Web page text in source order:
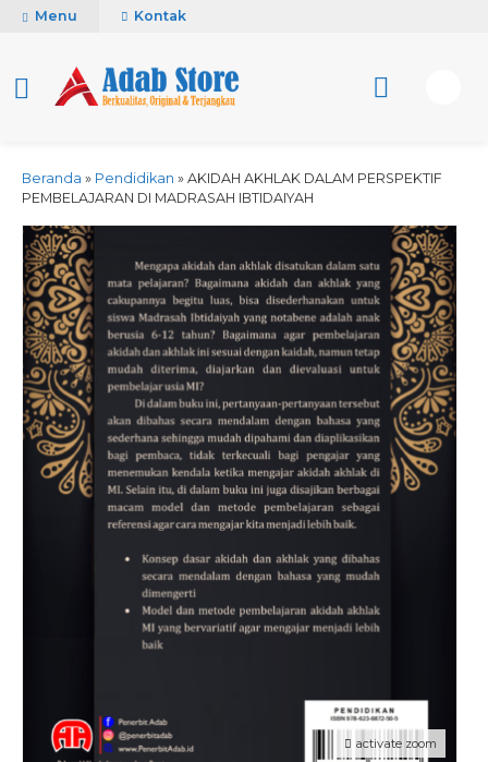
Menu Kontak
Beranda » Pendidikan » AKIDAH AKHLAK DALAM PERSPEKTIF
PEMBELAJARAN DI MADRASAH IBTIDAIYAH
activate zoom